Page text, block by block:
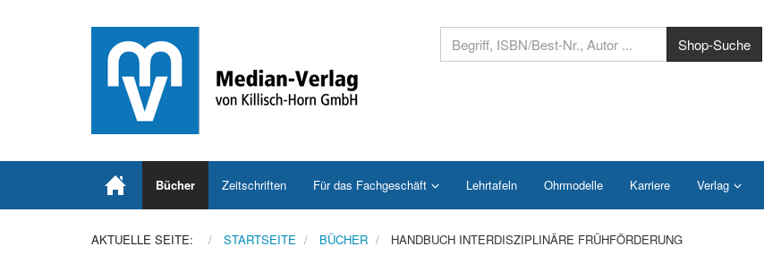
Bücher Zeitschriften Für das Fachgeschäft Lehrtafeln Ohrmodelle Karriere Verlag
AKTUELLE SEITE: STARTSEITE BÜCHER HANDBUCH INTERDISZIPLINÄRE FRÜHFÖRDERUNG